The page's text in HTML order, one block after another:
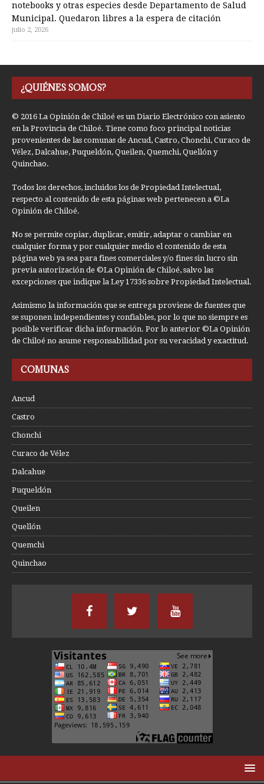
notebooks y otras especies desde Departamento de Salud
Municipal. Quedaron libres a la espera de citación
julio 2, 2026
¿QUIÉNES SOMOS?
© 2016 La Opinión de Chiloé es un Diario Electrónico con asiento
en la Provincia de Chiloé. Tiene como foco principal noticias
provenientes de las comunas de Ancud, Castro, Chonchi, Curaco de
Vélez, Dalcahue, Puqueldón, Queilen, Quemchi, Quellón y
Quinchao.
Todos los derechos, incluidos los de Propiedad Intelectual,
respecto al contenido de esta páginas web pertenecen a ©La
Opinión de Chiloé.
No se permite copiar, duplicar, emitir, adaptar o cambiar en
cualquier forma y por cualquier medio el contenido de esta
página web ya sea para fines comerciales y/o fines sin lucro sin
previa autorización de ©La Opinión de Chiloé, salvo las
excepciones que indique la Ley 17336 sobre Propiedad Intelectual.
Asimismo la información que se entrega proviene de fuentes que
se suponen independientes y confiables, por lo que no siempre es
posible verificar dicha información. Por lo anterior ©La Opinión
de Chiloé no asume responsabilidad por su veracidad y exactitud.
COMUNAS
Ancud
Castro
Chonchi
Curaco de Vélez
Dalcahue
Puqueldón
Queilen
Quellón
Quemchi
Quinchao